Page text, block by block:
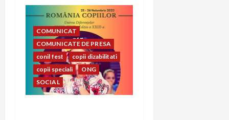
COMUNICAT
COMUNICATE DE PRESA
conil fest
copii dizabilitati
copii speciali
ONG
SOCIAL